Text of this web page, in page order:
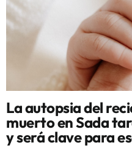
La autopsia del
muerto en Sada
y será clave para